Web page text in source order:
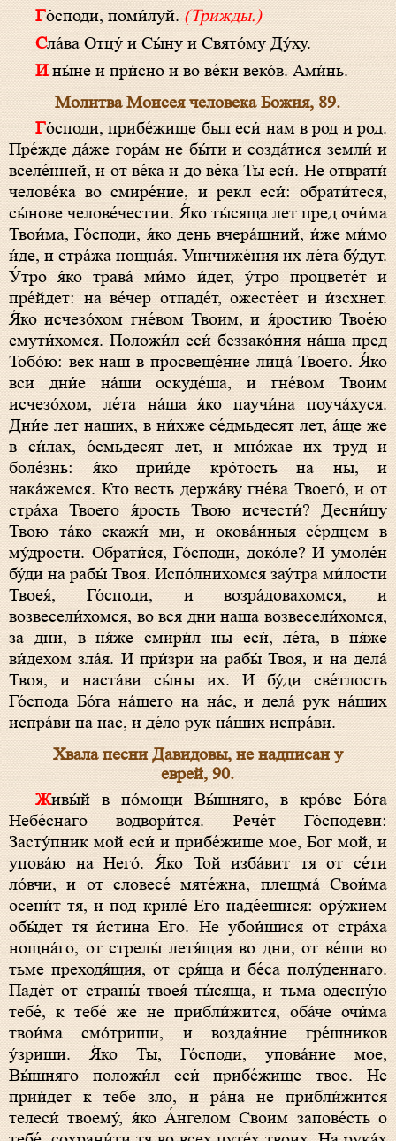
Го́споди, поми́луй.(Трижды.)
Сла́ва Отцу́ и Сы́ну и Свято́му Ду́ху.
И ны́не и при́сно и во ве́ки веко́в. Ами́нь.
Молитва Моисея человека Божия, 89.
Го́споди, прибе́жище был еси́ нам в род и род.
Пре́жде да́же гора́м не бы́ти и созда́тися земли́ и
вселе́нней, и от ве́ка и до ве́ка Ты еси́. Не отврати́
челове́ка во смире́ние, и рекл еси́: обрати́теся,
сы́нове челове́честии. Я́ко ты́сяща лет пред очи́ма
Твои́ма, Го́споди, я́ко день вчера́шний, и́же ми́мо
и́де, и стра́жа нощна́я. Уничиже́ния их ле́та бу́дут.
У́тро я́ко трава́ ми́мо и́дет, у́тро процвете́т и
пре́йдет: на ве́чер отпаде́т, ожесте́ет и и́зсхнет.
Я́ко исчезо́хом гне́вом Твоим, и я́ростию Твое́ю
смути́хомся. Положи́л еси́ беззако́ния на́ша пред
Тобо́ю: век наш в просвеще́ние лица́ Твоего. Я́ко
вси дни́е на́ши оскуде́ша, и гне́вом Твоим
исчезо́хом, ле́та на́ша я́ко паучи́на поуча́хуся.
Дни́е лет наших, в ни́хже се́дмьдесят лет, а́ще же
в си́лах, о́смьдесят лет, и мно́жае их труд и
боле́знь: я́ко прии́де кро́тость на ны, и
нака́жемся. Кто весть держа́ву гне́ва Твоего́, и от
стра́ха Твоего я́рость Твою исчести́? Десни́цу
Твою та́ко скажи́ ми, и окова́нныя се́рдцем в
му́дрости. Обрати́ся, Го́споди, доко́ле? И умоле́н
бу́ди на рабы́ Твоя. Испо́лнихомся зау́тра ми́лости
Твоея́, Го́споди, и возра́довахомся, и
возвесели́хомся, во вся дни наша возвесели́хомся,
за дни, в ня́же смири́л ны еси́, ле́та, в ня́же
ви́дехом зла́я. И при́зри на рабы́ Твоя, и на дела́
Твоя, и наста́ви сы́ны их. И бу́ди све́тлость
Го́спода Бо́га на́шего на на́с, и дела́ рук на́ших
испра́ви на нас, и де́ло рук на́ших испра́ви.
Хвала песни Давидовы, не надписан у
еврей, 90.
Живы́й в по́мощи Вы́шняго, в кро́ве Бо́га
Небе́снаго водвори́тся. Рече́т Го́сподеви:
Засту́пник мой еси́ и прибе́жище мое, Бог мой, и
упова́ю на Него́. Я́ко Той изба́вит тя от се́ти
ло́вчи, и от словесе́ мяте́жна, плещма́ Свои́ма
осени́т тя, и под криле́ Его наде́ешися: ору́жием
обы́дет тя и́стина Его. Не убои́шися от стра́ха
нощна́го, от стрелы́ летя́щия во дни, от ве́щи во
тьме преходя́щия, от сря́ща и бе́са полу́деннаго.
Паде́т от страны́ твоея́ ты́сяща, и тьма одесну́ю
тебе́, к тебе́ же не прибли́жится, оба́че очи́ма
твои́ма смо́триши, и воздая́ние гре́шников
у́зриши. Я́ко Ты, Го́споди, упова́ние мое,
Вы́шняго положи́л еси́ прибе́жище твое. Не
прии́дет к тебе зло, и ра́на не прибли́жится
телеси́ твоему́, я́ко А́нгелом Своим запове́сть о